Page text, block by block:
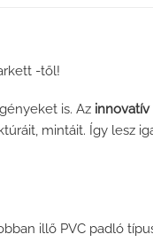
-től!
is. Az innovatív
mintáit. Így lesz
illő PVC padló